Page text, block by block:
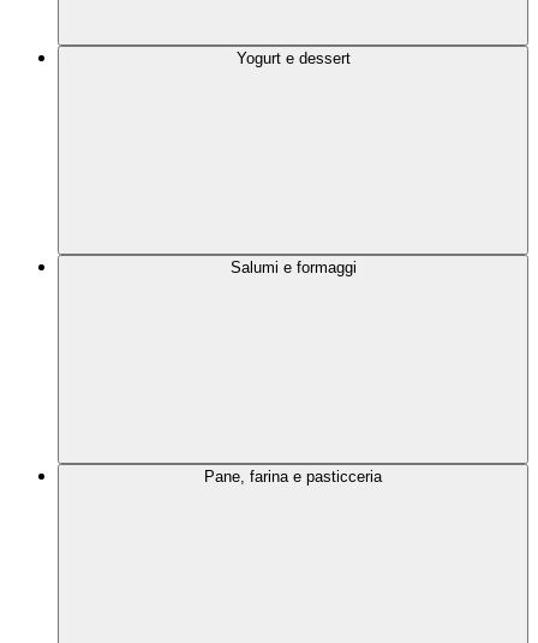
Yogurt e dessert
Salumi e formaggi
Pane, farina e pasticceria